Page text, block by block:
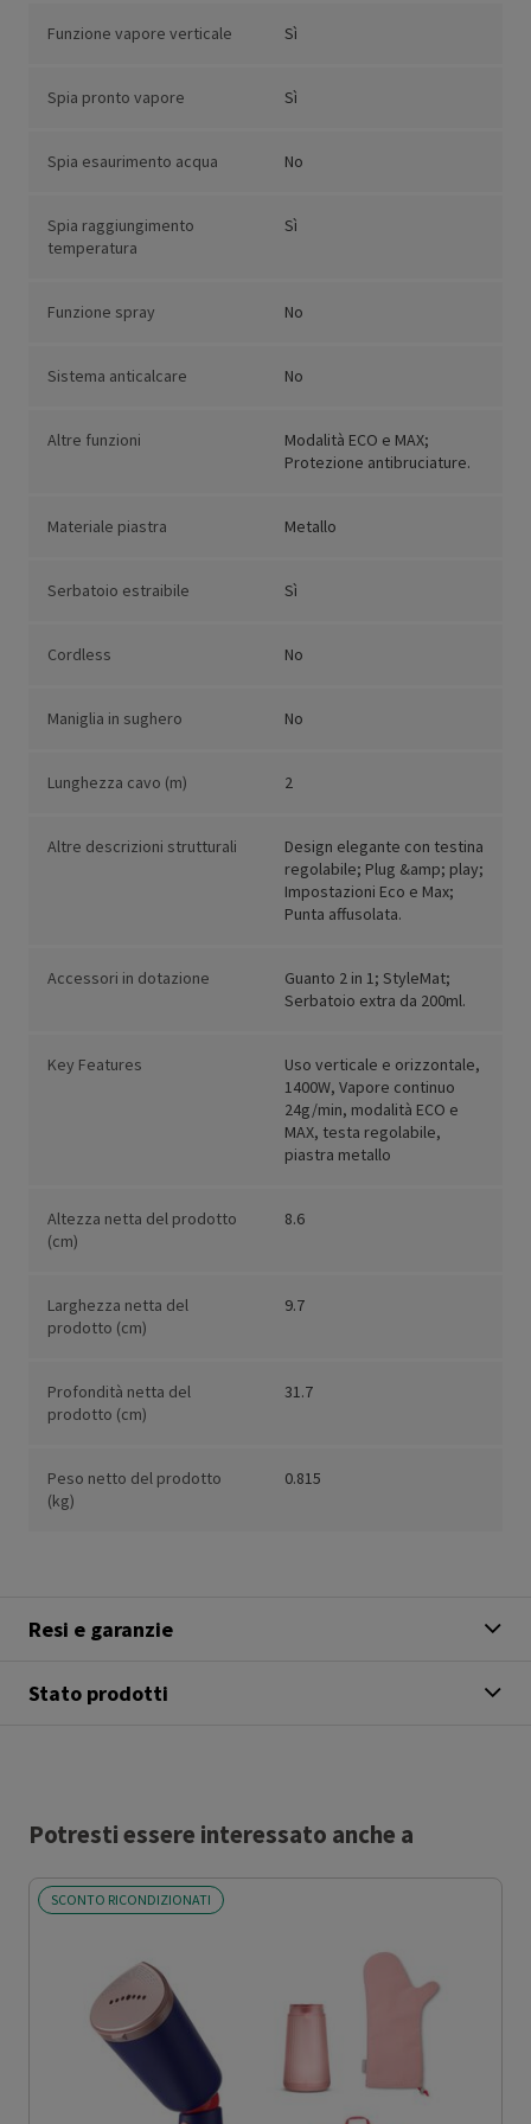
Funzione vapore verticale Sì
Spia pronto vapore Sì
Spia esaurimento acqua No
Spia raggiungimento
temperatura
Sì
Funzione spray No
Sistema anticalcare No
Altre funzioni
Modalità ECO e MAX;
Protezione antibruciature.
Materiale piastra Metallo
Serbatoio estraibile Sì
Cordless No
Maniglia in sughero No
Lunghezza cavo (m) 2
Altre descrizioni strutturali
Design elegante con testina
regolabile; Plug &amp; play;
Impostazioni Eco e Max;
Punta affusolata.
Accessori in dotazione
Guanto 2 in 1; StyleMat;
Serbatoio extra da 200ml.
Key Features
Uso verticale e orizzontale,
1400W, Vapore continuo
24g/min, modalità ECO e
MAX, testa regolabile,
piastra metallo
Altezza netta del prodotto
(cm)
8.6
Larghezza netta del
prodotto (cm)
9.7
Profondità netta del
prodotto (cm)
31.7
Peso netto del prodotto
(kg)
0.815
Resi e garanzie
Stato prodotti
Potresti essere interessato anche a
SCONTO RICONDIZIONATI